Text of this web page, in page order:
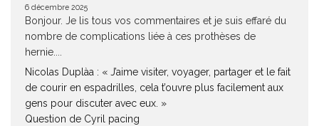
6 décembre 2025
Bonjour. Je lis tous vos commentaires et je suis effaré du
nombre de complications liée à ces prothèses de
hernie....
Nicolas Duplàa : « J’aime visiter, voyager, partager et le fait
de courir en espadrilles, cela t’ouvre plus facilement aux
gens pour discuter avec eux. »
Question de Cyril pacing